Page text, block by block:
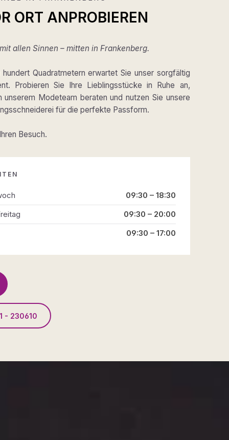
ORT ANPROBIEREN
allen Sinnen – mitten in Frankenberg.
Quadratmetern erwartet Sie unser sorgfältig
Probieren Sie Ihre Lieblingsstücke in Ruhe an,
unserem Modeteam beraten und nutzen Sie unsere
für die perfekte Passform.
Besuch.
09:30 – 18:30
09:30 – 20:00
09:30 – 17:00
- 230610